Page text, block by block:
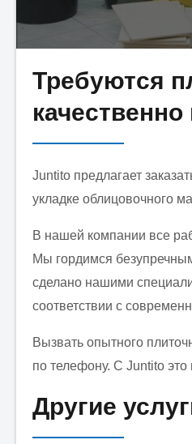
Требуются
Juntito предлагает
укладке облицовочного
В нашей компании все
Мы гордимся
сделано нашими
соответствии с
Вызвать опытного
по телефону. С Juntito это
Другие